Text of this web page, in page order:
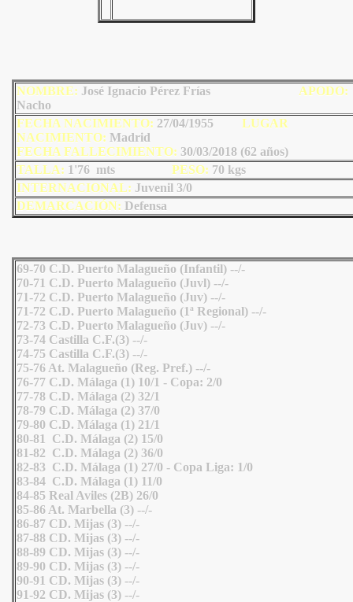
NOMBRE: José Ignacio Pérez Frías APODO:
Nacho
FECHA NACIMIENTO: 27/04/1955 LUGAR
NACIMIENTO: Madrid
FECHA FALLECIMIENTO: 30/03/2018 (62 años)
TALLA: 1'76 mts PESO: 70 kgs
INTERNACIONAL: Juvenil 3/0
DEMARCACIÓN: Defensa
69-70 C.D. Puerto Malagueño (Infantil) --/-
70-71 C.D. Puerto Malagueño (Juvl) --/-
71-72 C.D. Puerto Malagueño (Juv) --/-
71-72 C.D. Puerto Malagueño (1ª Regional) --/-
72-73 C.D. Puerto Malagueño (Juv) --/-
73-74 Castilla C.F.(3) --/-
74-75 Castilla C.F.(3) --/-
75-76 At. Malagueño (Reg. Pref.) --/-
76-77 C.D. Málaga (1) 10/1 - Copa: 2/0
77-78 C.D. Málaga (2) 32/1
78-79 C.D. Málaga (2) 37/0
79-80 C.D. Málaga (1) 21/1
80-81 C.D. Málaga (2) 15/0
81-82 C.D. Málaga (2) 36/0
82-83 C.D. Málaga (1) 27/0 - Copa Liga: 1/0
83-84 C.D. Málaga (1) 11/0
84-85 Real Aviles (2B) 26/0
85-86 At. Marbella (3) --/-
86-87 CD. Mijas (3) --/-
87-88 CD. Mijas (3) --/-
88-89 CD. Mijas (3) --/-
89-90 CD. Mijas (3) --/-
90-91 CD. Mijas (3) --/-
91-92 CD. Mijas (3) --/-